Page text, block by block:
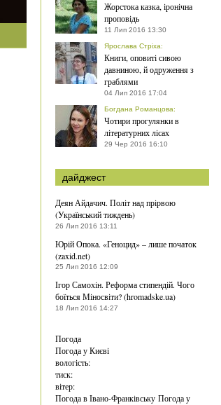
Жорстока казка, іронічна
проповідь
11 Лип 2016 13:30
Ярослава Стріха:
Книги, оповиті сивою
давниною, й одруження з
граблями
04 Лип 2016 17:04
Богдана Романцова:
Чотири прогулянки в
літературних лісах
29 Чер 2016 16:10
дайджест
Деян Айдачич. Політ над прірвою
(Український тиждень)
26 Лип 2016 13:11
Юрій Опока. «Геноцид» – лише початок
(zaxid.net)
25 Лип 2016 12:09
Ігор Самохін. Реформа стипендій. Чого
боїться Міносвіти? (hromadske.ua)
18 Лип 2016 14:27
Погода
Погода уКиєві
вологість:
тиск:
вітер:
Погода в Івано-Франківську Погода у